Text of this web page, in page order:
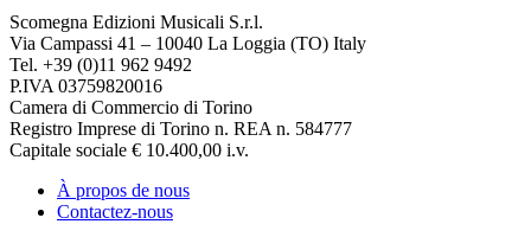
Scomegna Edizioni Musicali S.r.l.
Via Campassi 41 – 10040 La Loggia (TO) Italy
Tel. +39 (0)11 962 9492
P.IVA 03759820016
Camera di Commercio di Torino
Registro Imprese di Torino n. REA n. 584777
Capitale sociale € 10.400,00 i.v.
À propos de nous
Contactez-nous